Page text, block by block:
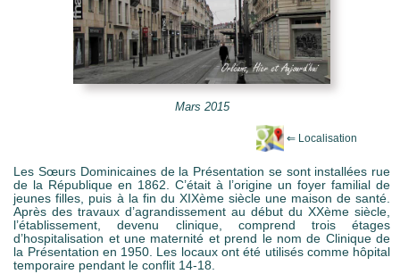
Mars 2015
Les Sœurs Dominicaines de la Présentation se sont installées rue
de la République en 1862. C’était à l’origine un foyer familial de
jeunes filles, puis à la fin du XIXème siècle une maison de santé.
Après des travaux d’agrandissement au début du XXème siècle,
l’établissement, devenu clinique, comprend trois étages
d’hospitalisation et une maternité et prend le nom de Clinique de
la Présentation en 1950. Les locaux ont été utilisés comme hôpital
temporaire pendant le conflit 14-18.